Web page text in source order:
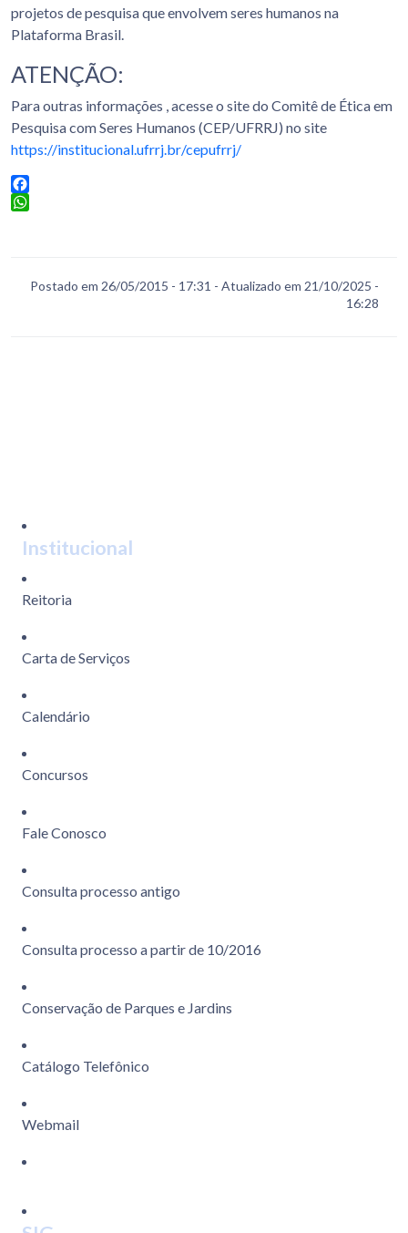
projetos de pesquisa que envolvem seres humanos na
Plataforma Brasil.
ATENÇÃO:
Para outras informações , acesse o site do Comitê de Ética em
Pesquisa com Seres Humanos (CEP/UFRRJ) no site
https://institucional.ufrrj.br/cepufrrj/
Facebook
Postado em 26/05/2015 - 17:31 - Atualizado em 21/10/2025 -
16:28
Institucional
Reitoria
Carta de Serviços
Calendário
Concursos
Fale Conosco
Consulta processo antigo
Consulta processo a partir de 10/2016
Conservação de Parques e Jardins
Catálogo Telefônico
Webmail